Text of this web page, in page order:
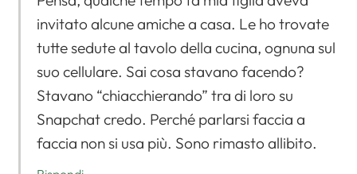
invitato alcune amiche a casa. Le ho trovate
tutte sedute al tavolo della cucina, ognuna sul
suo cellulare. Sai cosa stavano facendo?
Stavano “chiacchierando” tra di loro su
Snapchat credo. Perché parlarsi faccia a
faccia non si usa più. Sono rimasto allibito.